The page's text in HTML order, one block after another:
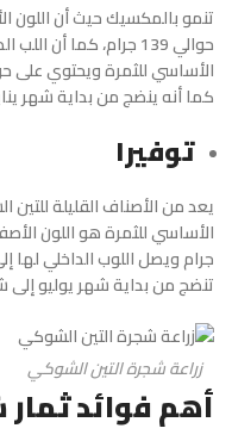
تنمو بالمكسيك حيث أن اللون
كما أنه ينضج من بداية شهر
توفيرا
يعد من الأصناف القليلة
تنضج من بداية شهر يوليو
زراعة شجرة التين الشوكي
أهم فوائد